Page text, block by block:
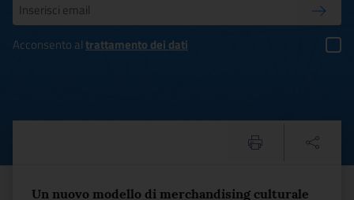
Acconsento altrattamento dei dati
MADE IN MiC: Il
Un nuovo modello di merchandising culturale